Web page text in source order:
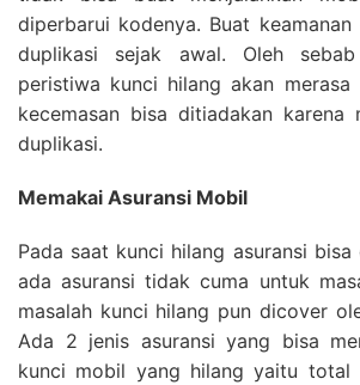
diperbarui kodenya. Buat
duplikasi sejak awal. Oleh
peristiwa kunci hilang akan
kecemasan bisa ditiadakan karena
duplikasi.
Memakai Asuransi Mobil
Pada saat kunci hilang asuransi bisa
ada asuransi tidak cuma untuk
masalah kunci hilang pun dicover
Ada 2 jenis asuransi yang bisa
kunci mobil yang hilang yaitu total